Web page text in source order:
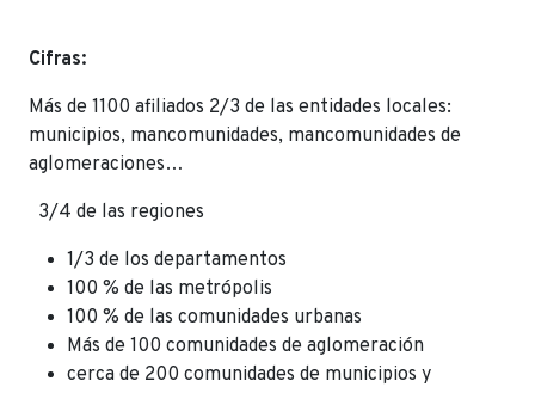
Cifras:
Más de 1100 afiliados 2/3 de las entidades locales:
municipios, mancomunidades, mancomunidades de
aglomeraciones…
3/4 de las regiones
1/3 de los departamentos
100 % de las metrópolis
100 % de las comunidades urbanas
Más de 100 comunidades de aglomeración
cerca de 200 comunidades de municipios y